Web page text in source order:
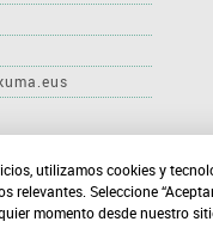
utilizamos cookies y
relevantes. Seleccione
momento desde nuestro